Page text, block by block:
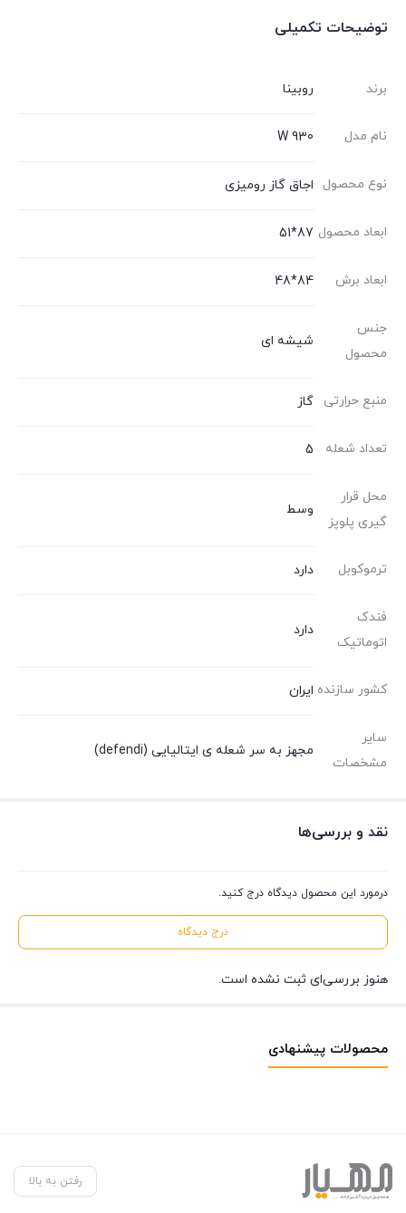
توضیحات تکمیلی
برند روبینا
نام مدل 930 W
نوع محصول اجاق گاز رومیزی
ابعاد محصول 87*51
ابعاد برش 84*48
جنس
محصول
شیشه ای
منبع حرارتی گاز
تعداد شعله 5
محل قرار
گیری پلوپز
وسط
ترموکوبل دارد
فندک
اتوماتیک
دارد
کشور سازنده ایران
سایر
مشخصات
مجهز به سر شعله ی ایتالیایی (defendi)
نقد و بررسی‌ها
درمورد این محصول دیدگاه درج کنید.
درج دیدگاه
هنوز بررسی‌ای ثبت نشده است.
محصولات پیشنهادی
رفتن به بالا